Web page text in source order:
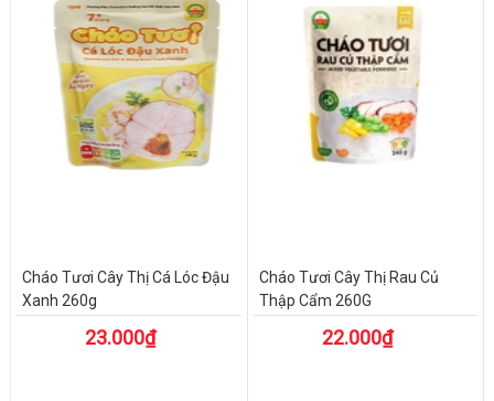
Cháo Tươi Cây Thị Cá Lóc Đậu
Xanh 260g
23.000₫
Cháo Tươi Cây Thị Rau Củ
Thập Cẩm 260G
22.000₫